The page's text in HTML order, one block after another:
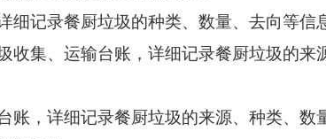
记录餐厨垃圾的种类、数量、去向等信
集、运输台账，详细记录餐厨垃圾的来
，详细记录餐厨垃圾的来源、种类、数